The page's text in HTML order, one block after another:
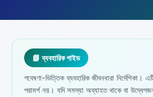
📘 ব্যবহারিক গাইড
গবেষণা-ভিত্তিক ব্যবহারিক জীবনধারা নির্দেশিকা।
পরামর্শ নয়। যদি সমস্যা অব্যাহত থাকে বা